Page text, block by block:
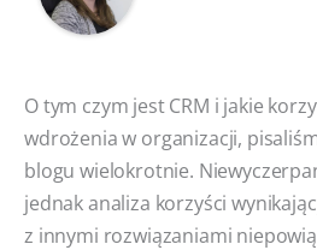
O tym czym jest CRM i jakie
wdrożenia w organizacji,
blogu wielokrotnie.
jednak analiza korzyści
z innymi rozwiązaniami